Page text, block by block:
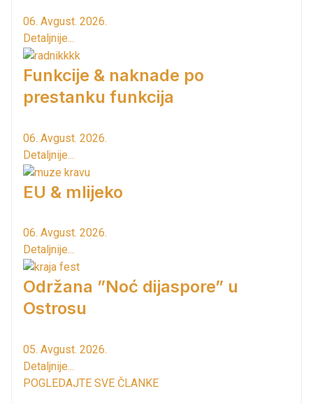
06. Avgust. 2026.
Detaljnije...
Funkcije & naknade po
prestanku funkcija
06. Avgust. 2026.
Detaljnije...
EU & mlijeko
06. Avgust. 2026.
Detaljnije...
Održana ”Noć dijaspore” u
Ostrosu
05. Avgust. 2026.
Detaljnije...
POGLEDAJTE SVE ČLANKE